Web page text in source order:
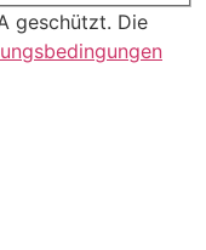
geschützt. Die